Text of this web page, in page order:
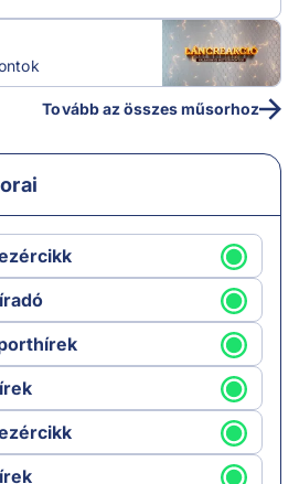
Tovább az összes műsorhoz